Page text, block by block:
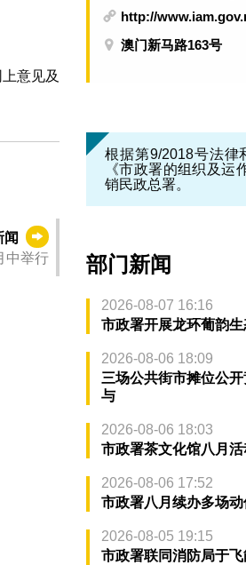
意见及
闻
中举行
http://
澳门新马路163号
根据第9/2018号法律
《市政署的组织及运
销民政总署。
部门新闻
2026-08-07 16:16
市政署开展龙环葡韵
2026-08-06 18:09
三场公共街市摊位公
与
2026-08-06 18:03
市政署茶文化馆八月活
2026-08-06 17:52
市政署八月续办多场
2026-08-05 19:15
市政署联同消防局于